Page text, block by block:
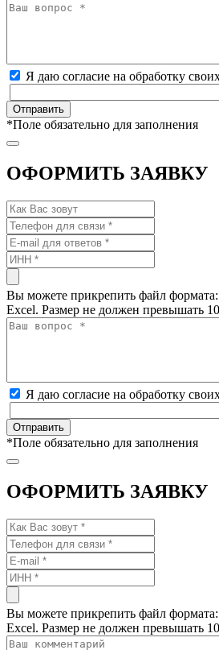
Я даю согласие на обработку
*Поле обязательно для заполнения
ОФОРМИТЬ ЗАЯВКУ
Вы можете прикрепить файл
Excel. Размер не должен превышать
Я даю согласие на обработку
*Поле обязательно для заполнения
ОФОРМИТЬ ЗАЯВКУ
Вы можете прикрепить файл
Excel. Размер не должен превышать